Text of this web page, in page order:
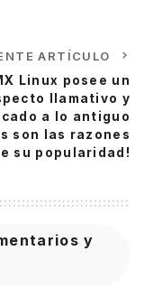
ARTÍCULO
Linux posee un
llamativo y
a lo antiguo
son las razones
su popularidad!
y